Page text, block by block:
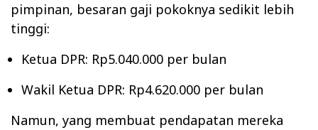
pimpinan, besaran gaji pokoknya sedikit lebih
tinggi:
Ketua DPR: Rp5.040.000 per bulan
Wakil Ketua DPR: Rp4.620.000 per bulan
Namun, yang membuat pendapatan mereka